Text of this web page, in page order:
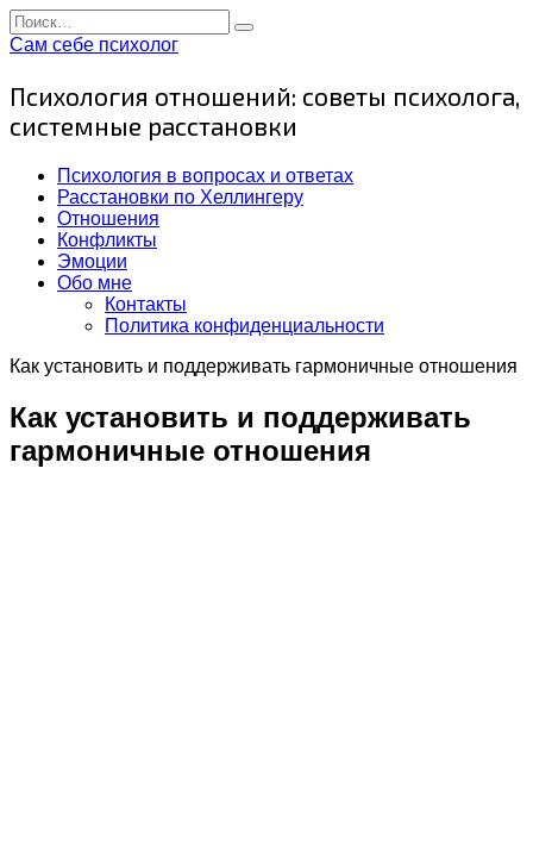
Перейти
к
Search
for:
Сам себе психолог
Психология отношений: советы психолога,
системные расстановки
Психология в вопросах и ответах
Расстановки по Хеллингеру
Отношения
Конфликты
Эмоции
Обо мне
Контакты
Политика конфиденциальности
Как установить и поддерживать гармоничные отношения
Как установить и поддерживать
гармоничные отношения